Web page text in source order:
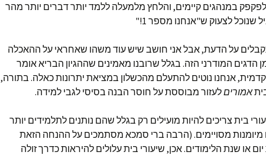
במנהגים קיימים, והלחץ מלמעלה ללמד יותר דברים יותר מהר
שנוכל לצעוק ש"אנחנו מספר 1!"
על הדעת, אבל אני חושב שיש עוד משהו שאחראי על ההאכלה
המודרני הזה. בגלל שרובנו מאמינים שההגיון הבריא אומר
אנחנו נוטים להתעלם מהכשלון במציאת יתרונות כאלה. בתורה,
אמוריםלעזור מבוססת על חוסר הבנה בסיסי לגבי למידה.
בית צריכים להיות מועילים רק בגלל שהם נותנים לתלמידים יותר
מיומנות מסויימים. (הרבה ברי סמכא מסתמכים על ההנחה הזאת
או שנת הלימודים. אכן, שיעורי בית עלולים להיראות כדרך זולה